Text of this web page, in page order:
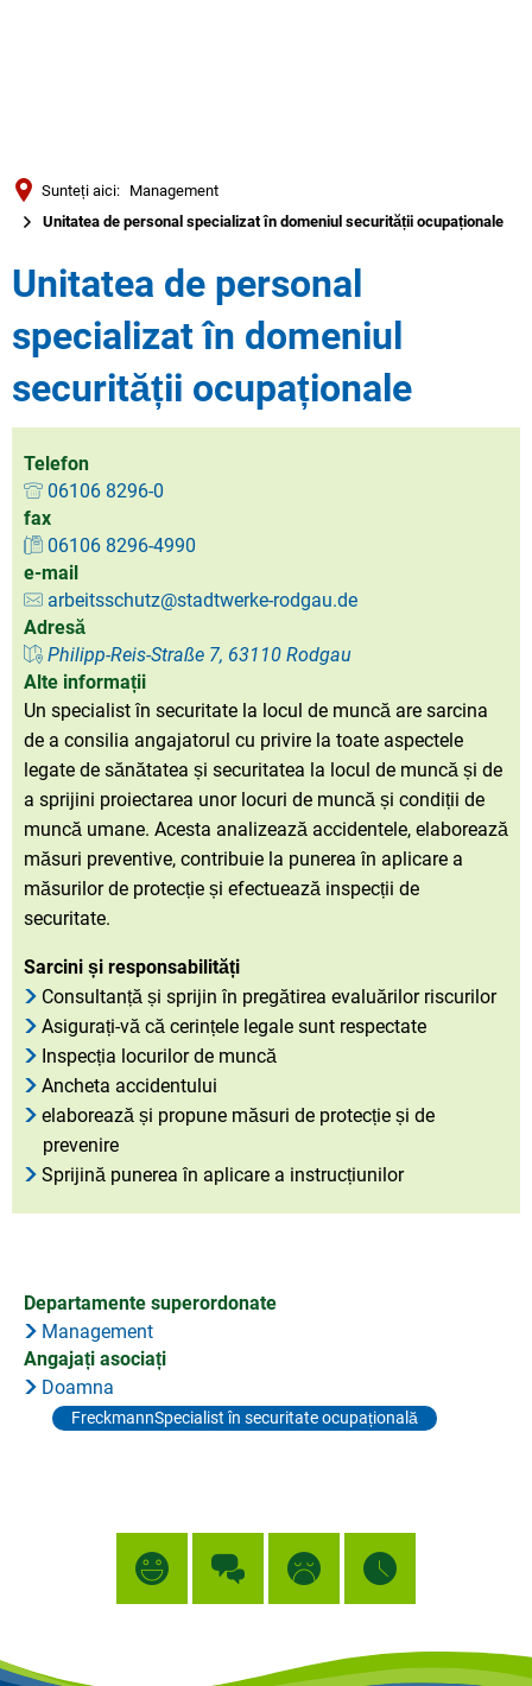
Português
Deutsch
Sunteți aici: Management
Unitatea de personal specializat în domeniul securității ocupaționale
Unitatea de personal
specializat în domeniul
securității ocupaționale
Telefon
06106 8296-0
fax
06106 8296-4990
e-mail
arbeitsschutz@stadtwerke-rodgau.de
Adresă
Philipp-Reis-Straße 7, 63110 Rodgau
Alte informații
Un specialist în securitate la locul de muncă are sarcina
de a consilia angajatorul cu privire la toate aspectele
legate de sănătatea și securitatea la locul de muncă și de
a sprijini proiectarea unor locuri de muncă și condiții de
muncă umane. Acesta analizează accidentele, elaborează
măsuri preventive, contribuie la punerea în aplicare a
măsurilor de protecție și efectuează inspecții de
securitate.
Sarcini și responsabilități
Consultanță și sprijin în pregătirea evaluărilor riscurilor
Asigurați-vă că cerințele legale sunt respectate
Inspecția locurilor de muncă
Ancheta accidentului
elaborează și propune măsuri de protecție și de
prevenire
Sprijină punerea în aplicare a instrucțiunilor
Departamente superordonate
Management
Angajați asociați
Doamna
FreckmannSpecialist în securitate ocupațională